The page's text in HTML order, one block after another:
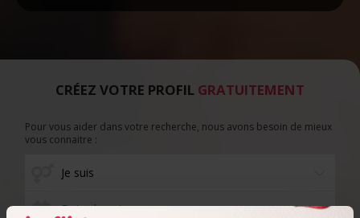
CRÉEZ VOTRE PROFIL GRATUITEMENT
Pour vous aider dans votre recherche, nous avons besoin de mieux
vous connaitre :
Date de naissance